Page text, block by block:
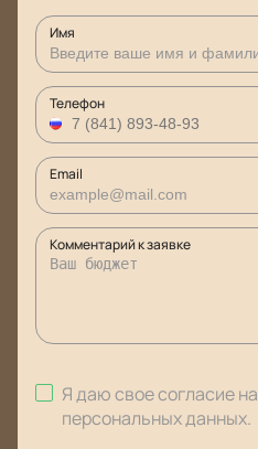
Имя
Телефон
Email
Комментарий к заявке
Я даю свое согласие на
персональных данных.